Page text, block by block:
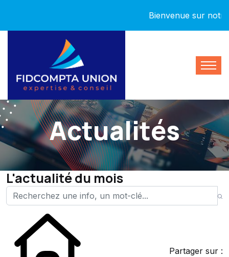
Bienvenue sur notre
Actualités
L'actualité du mois
Partager sur :